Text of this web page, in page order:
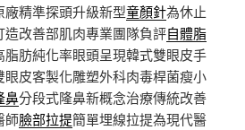
精準探頭升級新型童顏針為休止
改善部肌肉專業團隊負評自體脂
脂肪純化率眼頭呈現韓式雙眼皮手
眼皮客製化雕塑外科肉毒桿菌瘦小
鼻分段式隆鼻新概念治療傳統改善
師臉部拉提簡單埋線拉提為現代醫